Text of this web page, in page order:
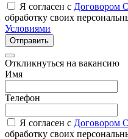
Я согласен с Договором
обработку своих
Условиями
Отправить
Откликнуться на вакансию
Имя
Телефон
Я согласен с Договором
обработку своих